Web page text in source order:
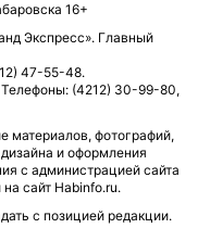
16+
Экспресс». Главный
47-55-48.
Телефоны: (4212) 30-99-80,
материалов, фотографий,
и оформления
с администрацией сайта
сайт Habinfo.ru.
с позицией редакции.